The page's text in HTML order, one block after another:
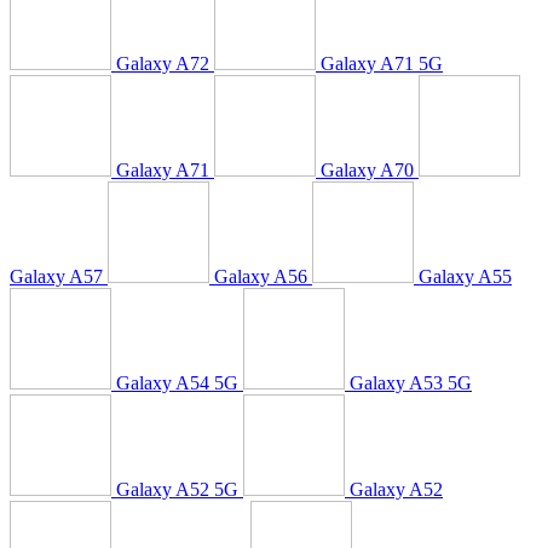
Galaxy A72 Galaxy A71 5G
Galaxy A71 Galaxy A70
Galaxy A57 Galaxy A56 Galaxy A55
Galaxy A54 5G Galaxy A53 5G
Galaxy A52 5G Galaxy A52